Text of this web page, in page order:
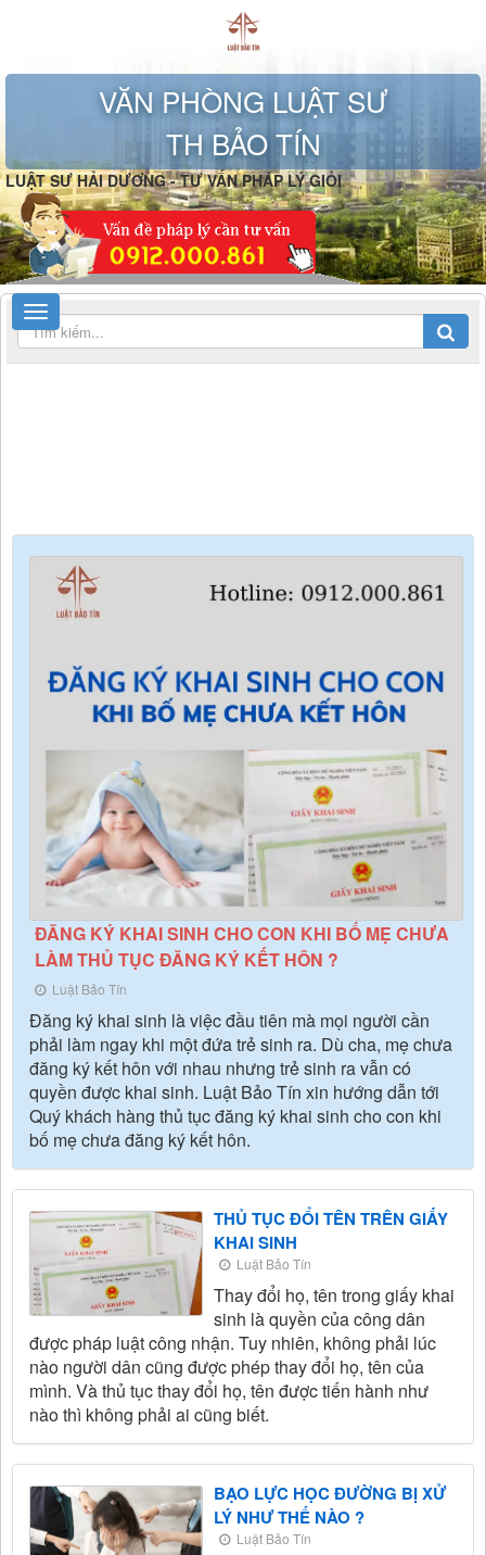
VĂN PHÒNG LUẬT SƯ
TH BẢO TÍN
LUẬT SƯ HẢI DƯƠNG - TƯ VẤN PHÁP LÝ GIỎI
ĐĂNG KÝ KHAI SINH CHO CON KHI BỐ MẸ CHƯA
LÀM THỦ TỤC ĐĂNG KÝ KẾT HÔN ?
Luật Bảo Tín
Đăng ký khai sinh là việc đầu tiên mà mọi người cần
phải làm ngay khi một đứa trẻ sinh ra. Dù cha, mẹ chưa
đăng ký kết hôn với nhau nhưng trẻ sinh ra vẫn có
quyền được khai sinh. Luật Bảo Tín xin hướng dẫn tới
Quý khách hàng thủ tục đăng ký khai sinh cho con khi
bố mẹ chưa đăng ký kết hôn.
THỦ TỤC ĐỔI TÊN TRÊN GIẤY
KHAI SINH
Luật Bảo Tín
Thay đổi họ, tên trong giấy khai
sinh là quyền của công dân
được pháp luật công nhận. Tuy nhiên, không phải lúc
nào người dân cũng được phép thay đổi họ, tên của
mình. Và thủ tục thay đổi họ, tên được tiến hành như
nào thì không phải ai cũng biết.
BẠO LỰC HỌC ĐƯỜNG BỊ XỬ
LÝ NHƯ THẾ NÀO ?
Luật Bảo Tín